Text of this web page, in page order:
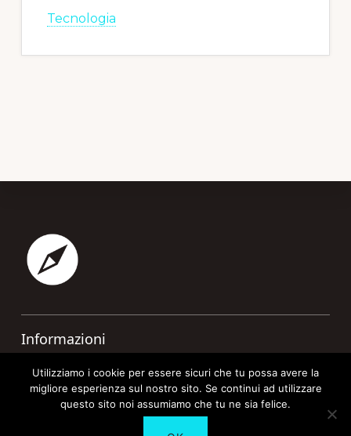
Tecnologia
Informazioni
Cookie Policy
Utilizziamo i cookie per essere sicuri che tu possa avere la
migliore esperienza sul nostro sito. Se continui ad utilizzare
questo sito noi assumiamo che tu ne sia felice.